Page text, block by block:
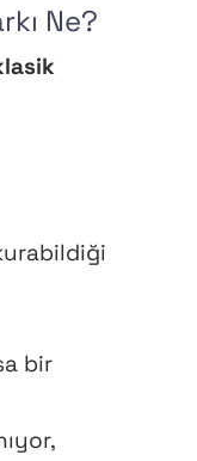
Ne?
bir
Nedir?
Çocuklar Için
Yoga Felsefesi